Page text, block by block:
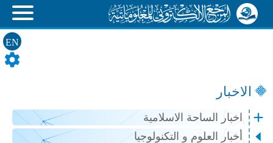
EN
الاخبار
اخبار الساحة الاسلامية
أخبار العلوم و التكنولوجيا